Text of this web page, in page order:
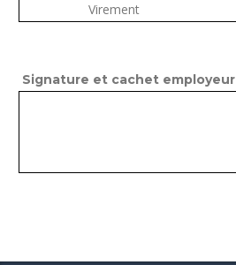
Virement
Signature et cachet employeur